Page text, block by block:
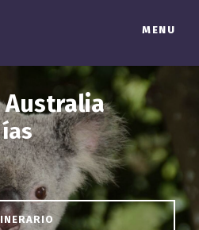
Australia
MENU